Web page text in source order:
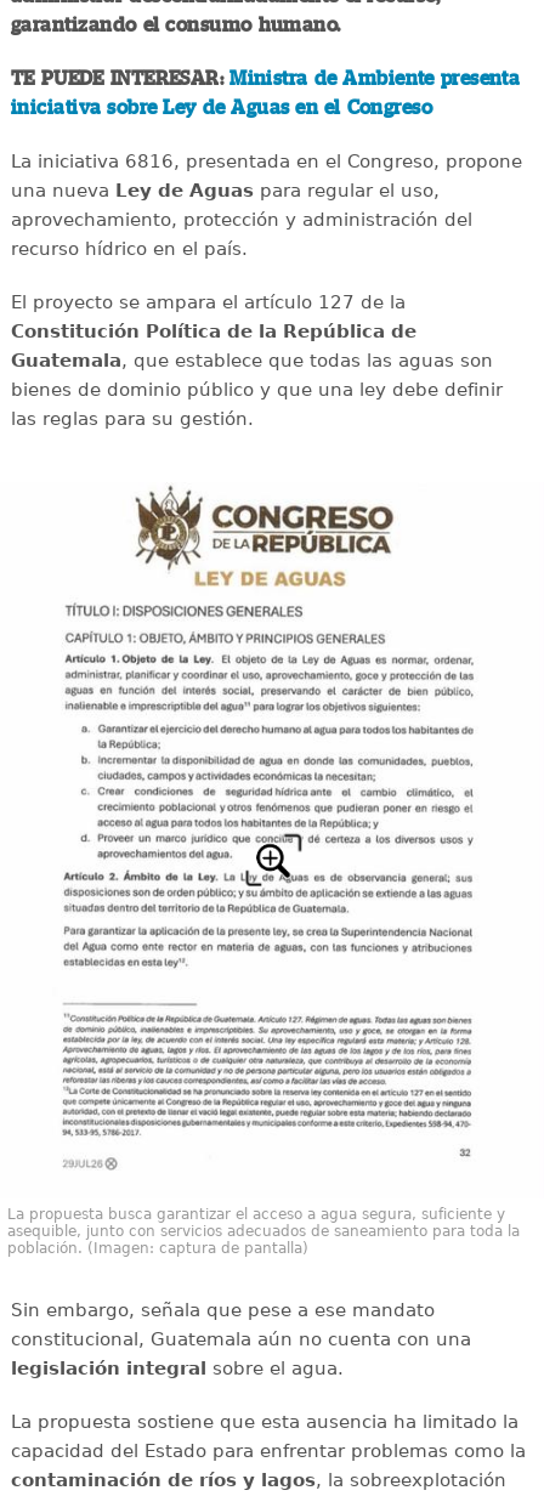
garantizando el consumo humano.
TE PUEDE INTERESAR:Ministra de Ambiente presenta
iniciativa sobre Ley de Aguas en el Congreso
La iniciativa 6816, presentada en el Congreso, propone
una nueva Ley de Aguaspara regular el uso,
aprovechamiento, protección y administración del
recurso hídrico en el país.
El proyecto se ampara el artículo 127 de la
Constitución Política de la República de
Guatemala, que establece que todas las aguas son
bienes de dominio público y que una ley debe definir
las reglas para su gestión.
La propuesta busca garantizar el acceso a agua segura, suficiente y
asequible, junto con servicios adecuados de saneamiento para toda la
población. (Imagen: captura de pantalla)
Sin embargo, señala que pese a ese mandato
constitucional, Guatemala aún no cuenta con una
legislación integral sobre el agua.
La propuesta sostiene que esta ausencia ha limitado la
capacidad del Estado para enfrentar problemas como la
contaminación de ríos y lagos, la sobreexplotación